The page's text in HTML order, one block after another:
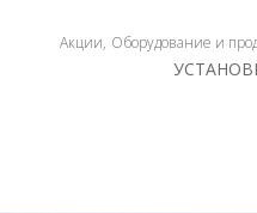
Акции Оборудование и